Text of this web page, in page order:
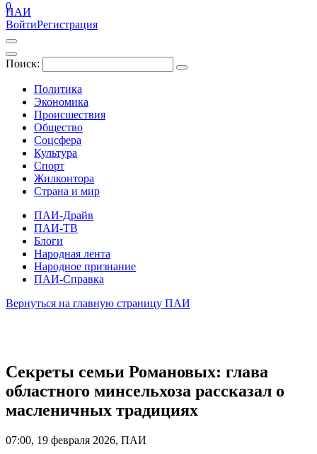
ПАИ
ВойтиРегистрация
Поиск:
Политика
Экономика
Происшествия
Общество
Соцсфера
Культура
Спорт
Жилконтора
Страна и мир
ПАИ-Драйв
ПАИ-ТВ
Блоги
Народная лента
Народное признание
ПАИ-Справка
0
Вернуться на главную страницу ПАИ
Секреты семьи Романовых: глава
областного минсельхоза рассказал о
масленичных традициях
07:00, 19 февраля 2026, ПАИ